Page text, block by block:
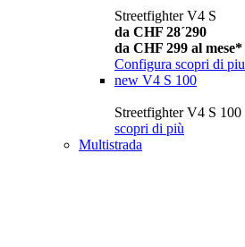
Streetfighter V4 S
da CHF 28´290
da CHF 299 al mese*
Configura scopri di piu
new V4 S 100
Streetfighter V4 S 100
scopri di più
Multistrada